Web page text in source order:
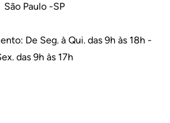
São Paulo -SP
De Seg. à Qui. das 9h às 18h -
das 9h às 17h